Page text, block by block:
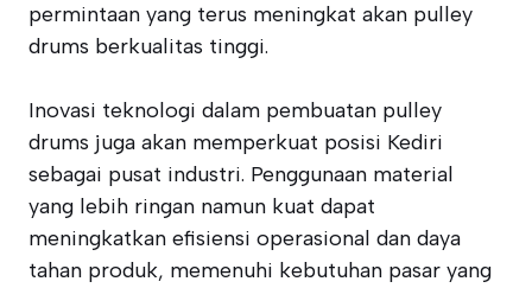
permintaan yang terus meningkat akan pulley
drums berkualitas tinggi.
Inovasi teknologi dalam pembuatan pulley
drums juga akan memperkuat posisi Kediri
sebagai pusat industri. Penggunaan material
yang lebih ringan namun kuat dapat
meningkatkan efisiensi operasional dan daya
tahan produk, memenuhi kebutuhan pasar yang